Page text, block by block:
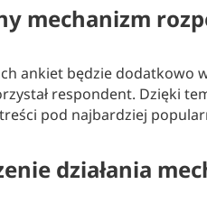
mechanizm
ankiet będzie dodatkowo
respondent. Dzięki
pod najbardziej
działania